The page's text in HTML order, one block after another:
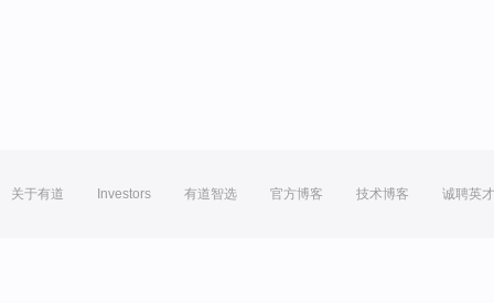
关于有道 Investors 有道智选 官方博客 技术博客 诚聘英才